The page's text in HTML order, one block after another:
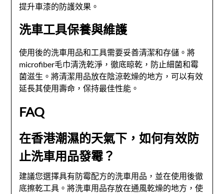
提升車漆的防護效果。
洗車工具保養與維護
使用後的洗車用品和工具需要妥善清潔和存儲。將
microfiber毛巾清洗乾淨，徹底晾乾，防止細菌和霉
菌滋生。將清潔用品放在陰涼乾燥的地方，可以有效
延長其使用壽命，保持最佳性能。
FAQ
在香港潮濕的天氣下，如何有效防
止洗車用品發霉？
建議您選擇具有防霉配方的洗車用品，並在使用後徹
底擦乾工具。將洗車用品存放在通風乾燥的地方，使